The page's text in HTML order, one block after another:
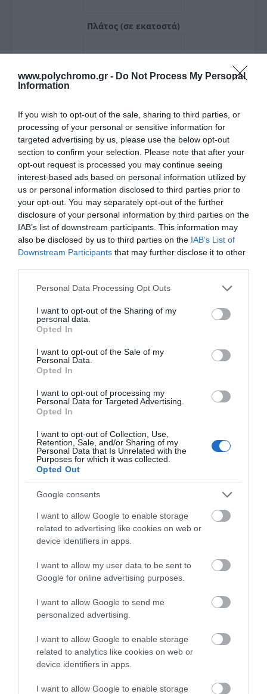
www.polychromo.gr - Do Not Process My Personal
Information
If you wish to opt-out of the sale, sharing to third parties, or
processing of your personal or sensitive information for
targeted advertising by us, please use the below opt-out
section to confirm your selection. Please note that after your
opt-out request is processed you may continue seeing
interest-based ads based on personal information utilized by
us or personal information disclosed to third parties prior to
your opt-out. You may separately opt-out of the further
disclosure of your personal information by third parties on the
IAB’s list of downstream participants. This information may
also be disclosed by us to third parties on the IAB’s List of
Downstream Participants that may further disclose it to other
Please note that this website/app uses one or more Google
not limited to your visit or usage behaviour. You may click to
grant or deny consent to Google and its third-party tags to
use your data for below specified purposes in below Google
consent section.
Personal Data Processing Opt Outs
I want to opt-out of the Sharing of my
personal data.
Opted In
I want to opt-out of the Sale of my
Personal Data.
Opted In
I want to opt-out of processing my
Personal Data for Targeted Advertising.
Opted In
I want to opt-out of Collection, Use,
Retention, Sale, and/or Sharing of my
Personal Data that Is Unrelated with the
Purposes for which it was collected.
Opted Out
Google consents
I want to allow Google to enable storage
related to advertising like cookies on web or
device identifiers in apps.
I want to allow my user data to be sent to
Google for online advertising purposes.
I want to allow Google to send me
personalized advertising.
I want to allow Google to enable storage
related to analytics like cookies on web or
device identifiers in apps.
I want to allow Google to enable storage
Πλάτος (σε εκατοστά)
Tετραγωνικά μέτρα: 0m2 Συνολική τιμή: 0 €
ΧΑΡΑΚΤΗΡΙΣΤΙΚΆ
ΕΠΙΚΟΙΝΩΝΊΑ
Απόλυτος Συνδυασμός Άνεσης και Κομψότητας
Η υφαντή μοκέτα
αισθητική με την οικονομία δημιουργώντας έναν
ζεστό και άνετο χώρο που αποπνέει κομψότητα
προσφέροντας μοναδική υφή και απαλή αίσθηση
κάτω από τα πόδια.
Τεχνικές Προδιαγραφές
•Συνολικό πάχος : 30mm (±5%)
Σημαντική παρατήρηση: Ενδέχεται να υπάρχει
κάποια απόκλιση στο χρώμα του προϊόντος από αυτό